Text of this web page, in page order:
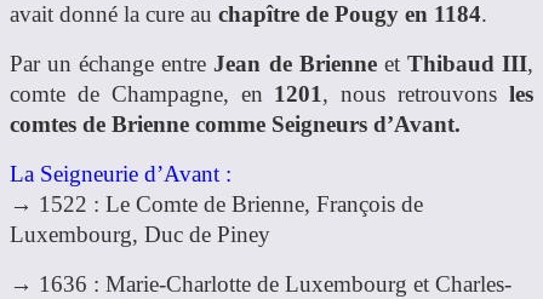
avait donné la cure au chapître de Pougy en 1184.
Par un échange entreJean de Brienneet Thibaud III,
comte de Champagne, en 1201, nous retrouvonsles
comtes de Brienne comme Seigneurs d’Avant.
La Seigneurie d’Avant :
→ 1522 : Le Comte de Brienne, François de
Luxembourg, Duc de Piney
→ 1636 : Marie-Charlotte de Luxembourg et Charles-